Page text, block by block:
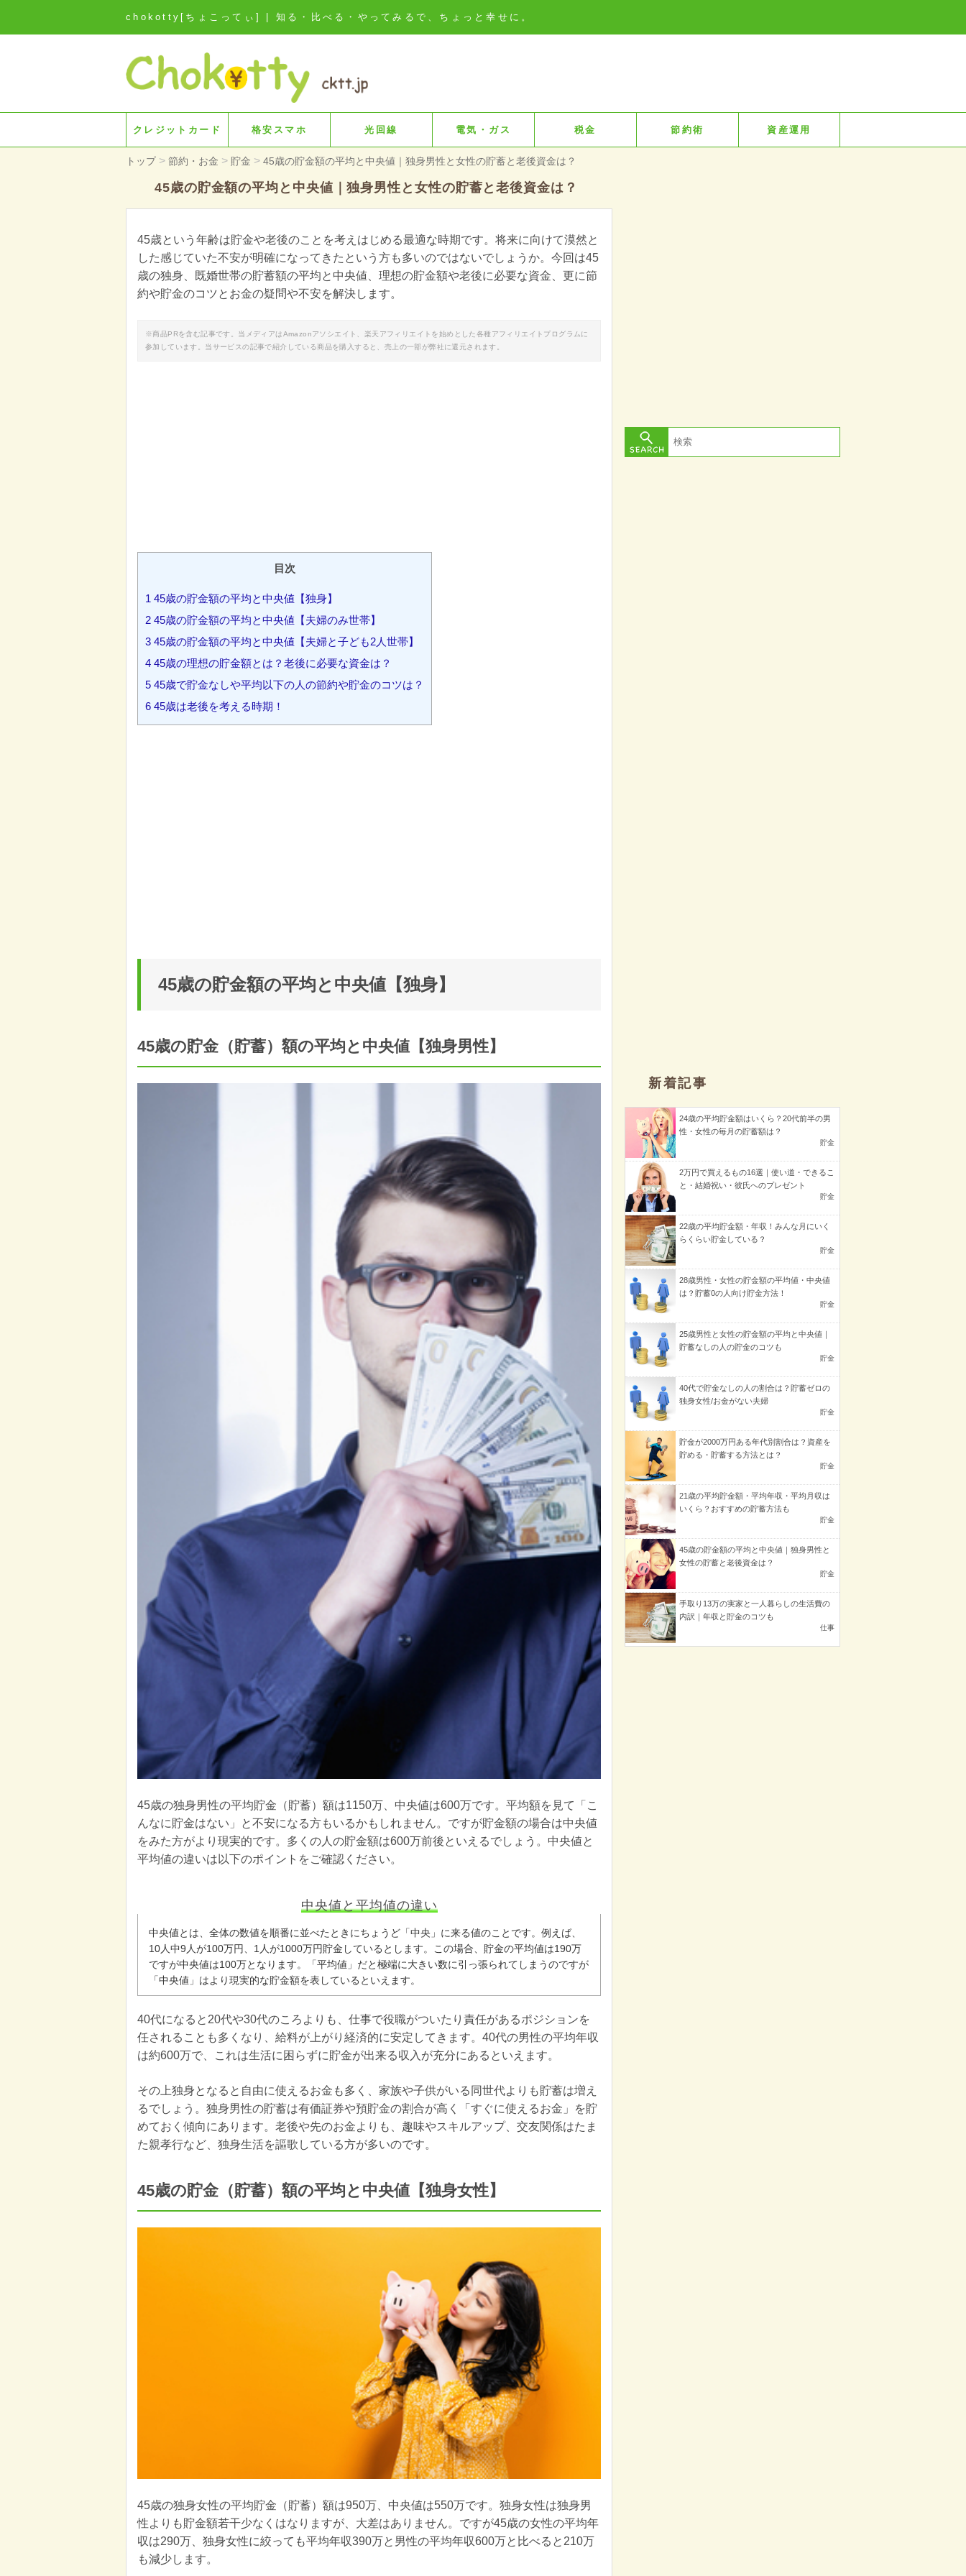
chokotty[ちょこってぃ] | 知る・比べる・やってみるで、ちょっと幸せに。
クレジットカード 格安スマホ 光回線 電気・ガス 税金 節約術 資産運用
トップ > 節約・お金 > 貯金 > 45歳の貯金額の平均と中央値｜独身男性と女性の貯蓄と老後資金は？
45歳の貯金額の平均と中央値｜独身男性と女性の貯蓄と老後資金は？
45歳という年齢は貯金や老後のことを考えはじめる最適な時期です。将来に向けて漠然と
した感じていた不安が明確になってきたという方も多いのではないでしょうか。今回は45
歳の独身、既婚世帯の貯蓄額の平均と中央値、理想の貯金額や老後に必要な資金、更に節
約や貯金のコツとお金の疑問や不安を解決します。
※商品PRを含む記事です。当メディアはAmazonアソシエイト、楽天アフィリエイトを始めとした各種アフィリエイトプログラムに
参加しています。当サービスの記事で紹介している商品を購入すると、売上の一部が弊社に還元されます。
目次
1 45歳の貯金額の平均と中央値【独身】
2 45歳の貯金額の平均と中央値【夫婦のみ世帯】
3 45歳の貯金額の平均と中央値【夫婦と子ども2人世帯】
4 45歳の理想の貯金額とは？老後に必要な資金は？
5 45歳で貯金なしや平均以下の人の節約や貯金のコツは？
6 45歳は老後を考える時期！
45歳の貯金額の平均と中央値【独身】
45歳の貯金（貯蓄）額の平均と中央値【独身男性】
45歳の独身男性の平均貯金（貯蓄）額は1150万、中央値は600万です。平均額を見て「こ
んなに貯金はない」と不安になる方もいるかもしれません。ですが貯金額の場合は中央値
をみた方がより現実的です。多くの人の貯金額は600万前後といえるでしょう。中央値と
平均値の違いは以下のポイントをご確認ください。
中央値と平均値の違い
中央値とは、全体の数値を順番に並べたときにちょうど「中央」に来る値のことです。例えば、
10人中9人が100万円、1人が1000万円貯金しているとします。この場合、貯金の平均値は190万
ですが中央値は100万となります。「平均値」だと極端に大きい数に引っ張られてしまうのですが
「中央値」はより現実的な貯金額を表しているといえます。
40代になると20代や30代のころよりも、仕事で役職がついたり責任があるポジションを
任されることも多くなり、給料が上がり経済的に安定してきます。40代の男性の平均年収
は約600万で、これは生活に困らずに貯金が出来る収入が充分にあるといえます。
その上独身となると自由に使えるお金も多く、家族や子供がいる同世代よりも貯蓄は増え
るでしょう。独身男性の貯蓄は有価証券や預貯金の割合が高く「すぐに使えるお金」を貯
めておく傾向にあります。老後や先のお金よりも、趣味やスキルアップ、交友関係はたま
た親孝行など、独身生活を謳歌している方が多いのです。
45歳の貯金（貯蓄）額の平均と中央値【独身女性】
45歳の独身女性の平均貯金（貯蓄）額は950万、中央値は550万です。独身女性は独身男
性よりも貯金額若干少なくはなりますが、大差はありません。ですが45歳の女性の平均年
収は290万、独身女性に絞っても平均年収390万と男性の平均年収600万と比べると210万
も減少します。
新着記事
24歳の平均貯金額はいくら？20代前半の男
性・女性の毎月の貯蓄額は？
貯金
2万円で買えるもの16選｜使い道・できるこ
と・結婚祝い・彼氏へのプレゼント
貯金
22歳の平均貯金額・年収！みんな月にいく
らくらい貯金している？
貯金
28歳男性・女性の貯金額の平均値・中央値
は？貯蓄0の人向け貯金方法！
貯金
25歳男性と女性の貯金額の平均と中央値｜
貯蓄なしの人の貯金のコツも
貯金
40代で貯金なしの人の割合は？貯蓄ゼロの
独身女性/お金がない夫婦
貯金
貯金が2000万円ある年代別割合は？資産を
貯める・貯蓄する方法とは？
貯金
21歳の平均貯金額・平均年収・平均月収は
いくら？おすすめの貯蓄方法も
貯金
45歳の貯金額の平均と中央値｜独身男性と
女性の貯蓄と老後資金は？
貯金
手取り13万の実家と一人暮らしの生活費の
内訳｜年収と貯金のコツも
仕事